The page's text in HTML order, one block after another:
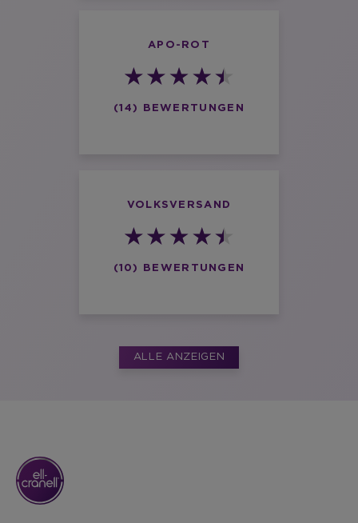
APO-ROT
(14) BEWERTUNGEN
VOLKSVERSAND
(10) BEWERTUNGEN
ALLE ANZEIGEN